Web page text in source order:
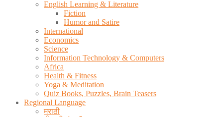
English Learning & Literature
Fiction
Humor and Satire
International
Economics
Science
Information Technology & Computers
Africa
Health & Fitness
Yoga & Meditation
Quiz Books, Puzzles, Brain Teasers
Regional Language
मराठी